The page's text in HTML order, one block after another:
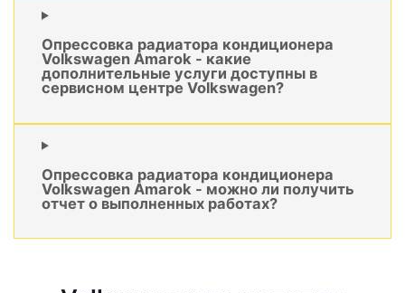
Опрессовка радиатора кондиционера
Volkswagen Amarok - какие
дополнительные услуги доступны в
сервисном центре Volkswagen?
Опрессовка радиатора кондиционера
Volkswagen Amarok - можно ли получить
отчет о выполненных работах?